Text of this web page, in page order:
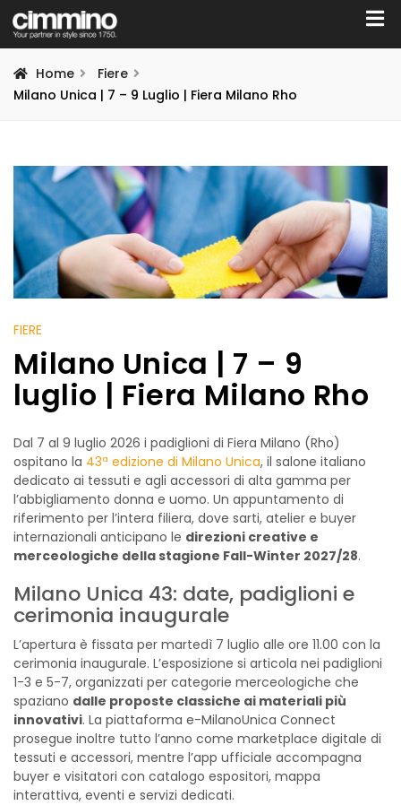
Home
Fiere
Milano Unica | 7 – 9 Luglio | Fiera Milano Rho
FIERE
Milano Unica | 7 – 9
luglio | Fiera Milano Rho
Dal 7 al 9 luglio 2026 i padiglioni di Fiera Milano (Rho)
ospitano la 43ª edizione di Milano Unica, il salone italiano
dedicato ai tessuti e agli accessori di alta gamma per
l’abbigliamento donna e uomo. Un appuntamento di
riferimento per l’intera filiera, dove sarti, atelier e buyer
internazionali anticipano le direzioni creative e
merceologiche della stagione Fall-Winter 2027/28.
Milano Unica 43: date, padiglioni e
cerimonia inaugurale
L’apertura è fissata per martedì 7 luglio alle ore 11.00 con la
cerimonia inaugurale. L’esposizione si articola nei padiglioni
1-3 e 5-7, organizzati per categorie merceologiche che
spaziano dalle proposte classiche ai materiali più
innovativi. La piattaforma e-MilanoUnica Connect
prosegue inoltre tutto l’anno come marketplace digitale di
tessuti e accessori, mentre l’app ufficiale accompagna
buyer e visitatori con catalogo espositori, mappa
interattiva, eventi e servizi dedicati.